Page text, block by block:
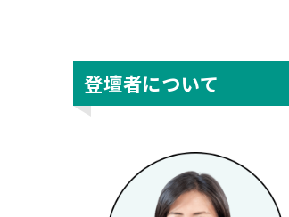
登壇者について